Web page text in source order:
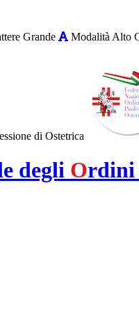
Grande Modalità Alto
di Ostetrica
degli Ordini